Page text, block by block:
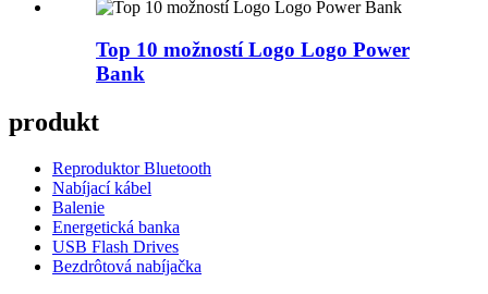
Top 10 možností Logo Logo Power
Bank
produkt
Reproduktor Bluetooth
Nabíjací kábel
Balenie
Energetická banka
USB Flash Drives
Bezdrôtová nabíjačka